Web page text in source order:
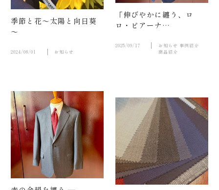
お知ら
せ
季節と花～太陽と向日葵
～
2024/08/01 お知らせ
「伸びやかに纏う、ロ
ロ・ピアーナ
2025/09/17 お知らせ 事例紹介
商品紹介